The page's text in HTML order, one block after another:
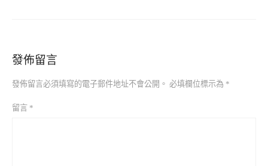
發佈留言
發佈留言必須填寫的電子郵件地址不會公開。 必填欄位標示為 *
留言 *